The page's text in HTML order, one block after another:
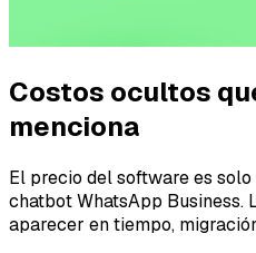
Costos ocultos
menciona
El precio del software es
chatbot WhatsApp Business.
aparecer en tiempo,